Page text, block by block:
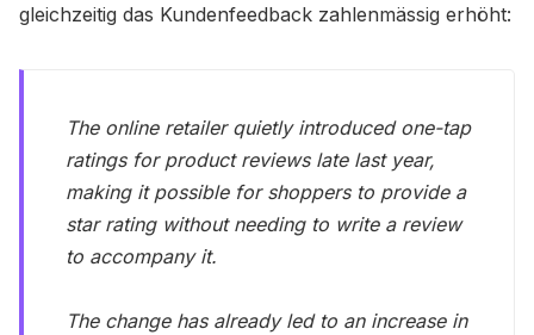
gleichzeitig das Kundenfeedback zahlenmässig erhöht:
The online retailer quietly introduced one-tap
ratings for product reviews late last year,
making it possible for shoppers to provide a
star rating without needing to write a review
to accompany it.
The change has already led to an increase in